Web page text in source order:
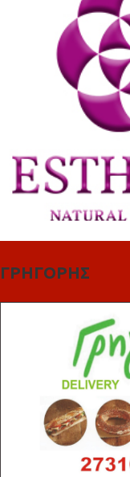
ΓΡΗΓΟΡΗΣ